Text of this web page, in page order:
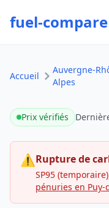
fuel-compare
Accueil
Auvergne-
Alpes
Prix vérifiés
⚠Rupture de
SP95
pénuries en Puy-